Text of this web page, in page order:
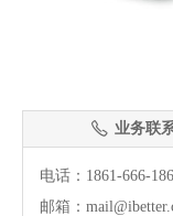
ꂅ 业务联
电话：1861-666-
邮箱：